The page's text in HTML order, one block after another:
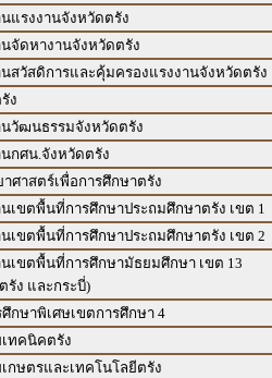
แรงงานจังหวัดตรัง
จัดหางานจังหวัดตรัง
สวัสดิการและคุ้มครองแรงงานจังหวัดตรัง
ง
นวัฒนธรรมจังหวัดตรัง
กศน.จังหวัดตรัง
ศาสตร์เพื่อการศึกษาตรัง
เขตพื้นที่การศึกษาประถมศึกษาตรัง เขต 1
เขตพื้นที่การศึกษาประถมศึกษาตรัง เขต 2
เขตพื้นที่การศึกษามัธยมศึกษา เขต 13
รัง และกระบี่)
กษาพิเศษเขตการศึกษา 4
ทคนิคตรัง
กษตรและเทคโนโลยีตรัง